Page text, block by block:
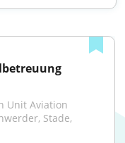
Unit Aviation